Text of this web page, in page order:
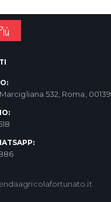
532, Roma, 00139